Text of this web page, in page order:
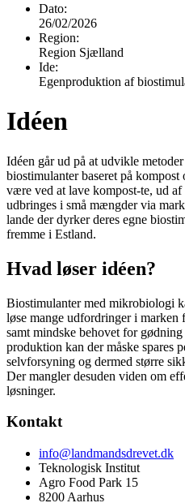
Dato:
26/02/2026
Region:
Region Sjælland
Ide:
Egenproduktion af
Idéen
Idéen går ud på at udvikle
biostimulanter baseret på
være ved at lave kompost-te, ud af
udbringes i små mængder via
lande der dyrker deres egne
fremme i Estland.
Hvad løser idéen?
Biostimulanter med mikrobiologi
løse mange udfordringer i marken
samt mindske behovet for
produktion kan der måske spares
selvforsyning og dermed større
Der mangler desuden viden om
løsninger.
Kontakt
info@landmandsdrevet.dk
Teknologisk Institut
Agro Food Park 15
8200 Aarhus